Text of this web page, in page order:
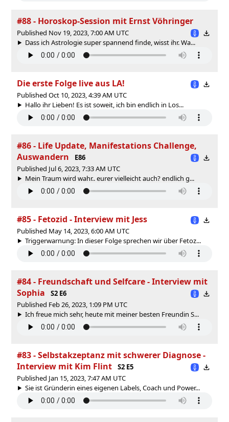
#88 - Horoskop-Session mit Ernst Vöhringer
Published Nov 19, 2023, 7:00 AM UTC
Dass ich Astrologie super spannend finde, wisst ihr. Wa...
Die erste Folge live aus LA!
Published Oct 10, 2023, 4:39 AM UTC
Hallo ihr Lieben! Es ist soweit, ich bin endlich in Los...
#86 - Life Update, Manifestations Challenge,
Auswandern
E86
Published Jul 6, 2023, 7:33 AM UTC
Mein Traum wird wahr.. eurer vielleicht auch? endlich g...
#85 - Fetozid - Interview mit Jess
Published May 14, 2023, 6:00 AM UTC
Triggerwarnung: In dieser Folge sprechen wir über Fetoz...
#84 - Freundschaft und Selfcare - Interview mit
Sophia
S2 E6
Published Feb 26, 2023, 1:09 PM UTC
Ich freue mich sehr, heute mit meiner besten Freundin S...
#83 - Selbstakzeptanz mit schwerer Diagnose -
Interview mit Kim Flint
S2 E5
Published Jan 15, 2023, 7:47 AM UTC
Sie ist Gründerin eines eigenen Labels, Coach und Power...